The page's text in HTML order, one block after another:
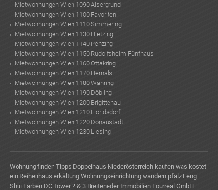
Mietwohnungen Wien 1090 Alsergrund
Mietwohnungen Wien 1100 Favoriten
Mietwohnungen Wien 1110 Simmering
Mietwohnungen Wien 1130 Hietzing
Mietwohnungen Wien 1140 Penzing
Mietwohnungen Wien 1150 Rudolfsheim-Fünfhaus
Mietwohnungen Wien 1160 Ottakring
Mietwohnungen Wien 1170 Hernals
Mietwohnungen Wien 1180 Währing
Mietwohnungen Wien 1190 Döbling
Mietwohnungen Wien 1200 Brigittenau
Mietwohnungen Wien 1210 Floridsdorf
Mietwohnungen Wien 1220 Donaustadt
Mietwohnungen Wien 1230 Liesing
Wohnung finden Tipps Doppelhaus Niederösterreich kaufen was kostet
ein Reihenhaus erkältung Wohnungseinrichtung wandern pfalz Feng
Shui Farben DC Tower 2 & 3 Breiteneder Immobilien Fourreal GmbH